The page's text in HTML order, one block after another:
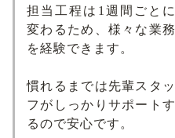
担当工程は1週間ごとに
変わるため、様々な業務
を経験できます。
慣れるまでは先輩スタッ
フがしっかりサポートす
るので安心です。